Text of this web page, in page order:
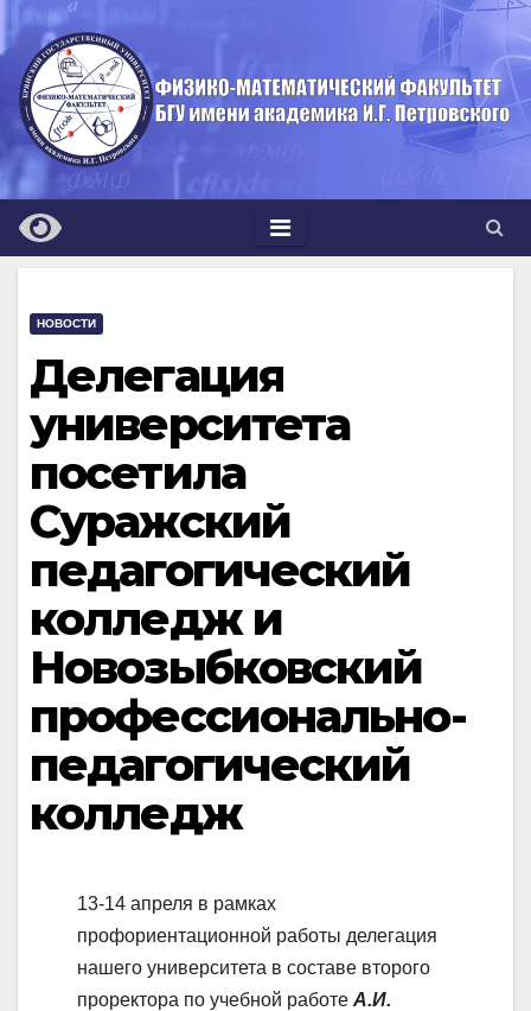
Перейти
к
содержимому
НОВОСТИ
Делегация
университета
посетила
Суражский
педагогический
колледж и
Новозыбковский
профессионально-
педагогический
колледж
13-14 апреля в рамках
профориентационной работы делегация
нашего университета в составе второго
проректора по учебной работе А.И.